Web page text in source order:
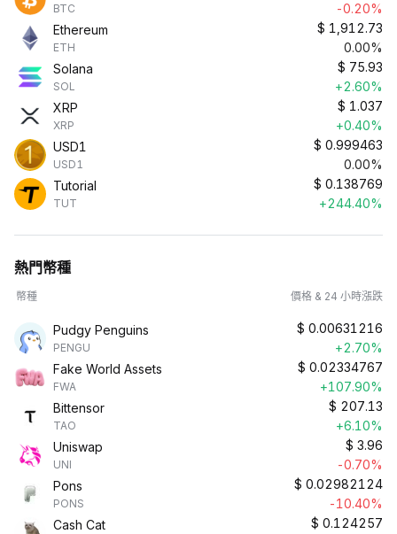
BTC
-0.20%
Ethereum
ETH
$ 1,912.73
0.00%
Solana
SOL
$ 75.93
+2.60%
XRP
XRP
$ 1.037
+0.40%
USD1
USD1
$ 0.999463
0.00%
Tutorial
TUT
$ 0.138769
+244.40%
熱門幣種
幣種 價格 & 24 小時漲跌
Pudgy Penguins
PENGU
$ 0.00631216
+2.70%
Fake World Assets
FWA
$ 0.02334767
+107.90%
Bittensor
TAO
$ 207.13
+6.10%
Uniswap
UNI
$ 3.96
-0.70%
Pons
PONS
$ 0.02982124
-10.40%
Cash Cat
$ 0.124257